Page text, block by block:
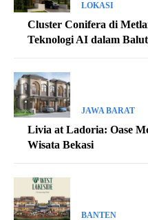
LOKASI
Cluster Conifera di
Teknologi AI dalam
JAWA BARAT
Livia at Ladoria: Oase
Wisata Bekasi
BANTEN